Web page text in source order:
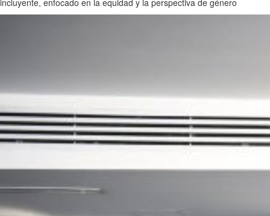
incluyente, enfocado en la equidad y la perspectiva de género